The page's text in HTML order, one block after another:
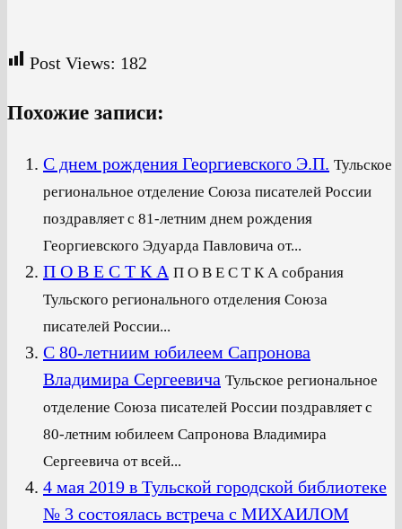
Post Views: 182
Похожие записи:
С днем рождения Георгиевского Э.П. Тульское
региональное отделение Союза писателей России
поздравляет с 81-летним днем рождения
Георгиевского Эдуарда Павловича от...
П О В Е С Т К А П О В Е С Т К А собрания
Тульского регионального отделения Союза
писателей России...
С 80-летниим юбилеем Сапронова
Владимира Сергеевича Тульское региональное
отделение Союза писателей России поздравляет с
80-летним юбилеем Сапронова Владимира
Сергеевича от всей...
4 мая 2019 в Тульской городской библиотеке
№ 3 состоялась встреча с МИХАИЛОМ